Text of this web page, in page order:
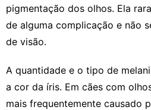
pigmentação dos olhos. Ela
de alguma complicação e não
de visão.
A quantidade e o tipo de
a cor da íris. Em cães com
mais frequentemente causado